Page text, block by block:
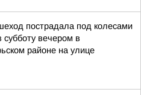
пострадала под колесами
вечером в
районе на улице